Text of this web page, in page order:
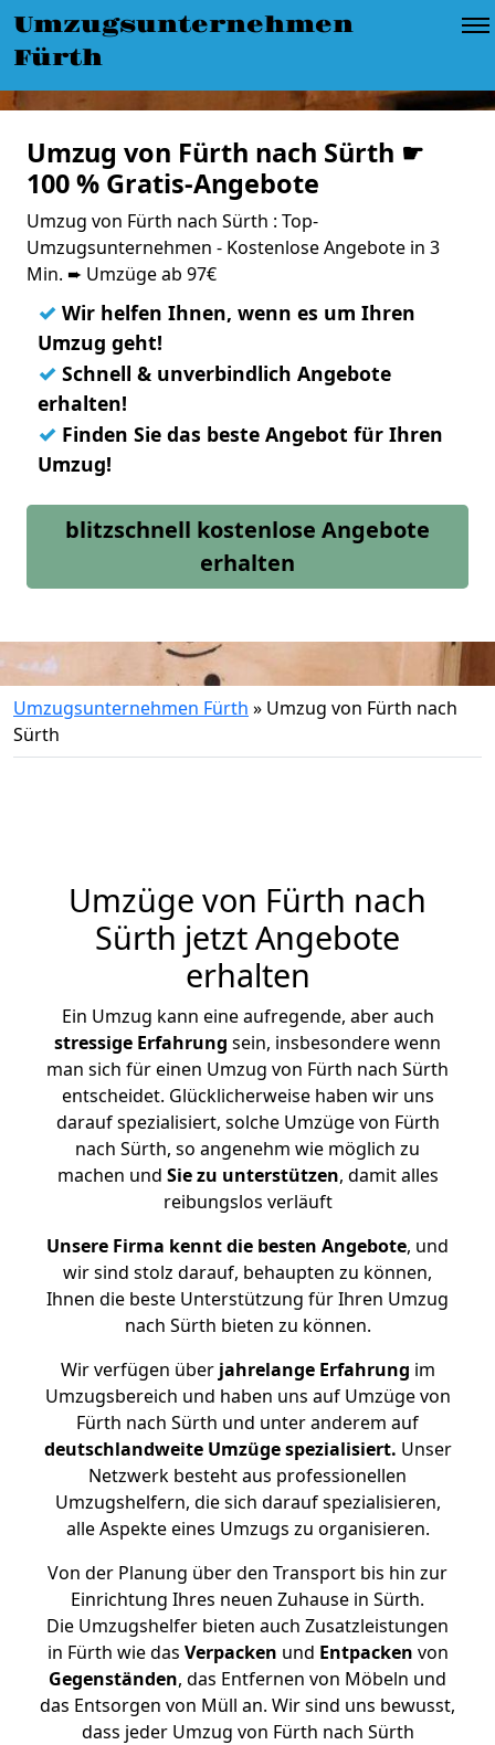
Umzugsunternehmen
Fürth
Umzug von Fürth nach Sürth ☛
100 % Gratis-Angebote
Umzug von Fürth nach Sürth : Top-
Umzugsunternehmen - Kostenlose Angebote in 3
Min. ➨ Umzüge ab 97€
✓ Wir helfen Ihnen, wenn es um Ihren
Umzug geht!
✓ Schnell & unverbindlich Angebote
erhalten!
✓ Finden Sie das beste Angebot für Ihren
Umzug!
blitzschnell kostenlose Angebote
erhalten
Umzugsunternehmen Fürth » Umzug von Fürth nach
Sürth
Umzüge von Fürth nach
Sürth jetzt Angebote
erhalten
Ein Umzug kann eine aufregende, aber auch
stressige Erfahrung sein, insbesondere wenn
man sich für einen Umzug von Fürth nach Sürth
entscheidet. Glücklicherweise haben wir uns
darauf spezialisiert, solche Umzüge von Fürth
nach Sürth, so angenehm wie möglich zu
machen und Sie zu unterstützen, damit alles
reibungslos verläuft
Unsere Firma kennt die besten Angebote, und
wir sind stolz darauf, behaupten zu können,
Ihnen die beste Unterstützung für Ihren Umzug
nach Sürth bieten zu können.
Wir verfügen überjahrelange Erfahrung im
Umzugsbereich und haben uns auf Umzüge von
Fürth nach Sürth und unter anderem auf
deutschlandweite Umzüge spezialisiert. Unser
Netzwerk besteht aus professionellen
Umzugshelfern, die sich darauf spezialisieren,
alle Aspekte eines Umzugs zu organisieren.
Von der Planung über den Transport bis hin zur
Einrichtung Ihres neuen Zuhause in Sürth.
Die Umzugshelfer bieten auch Zusatzleistungen
in Fürth wie das Verpacken und Entpacken von
Gegenständen, das Entfernen von Möbeln und
das Entsorgen von Müll an. Wir sind uns bewusst,
dass jeder Umzug von Fürth nach Sürth